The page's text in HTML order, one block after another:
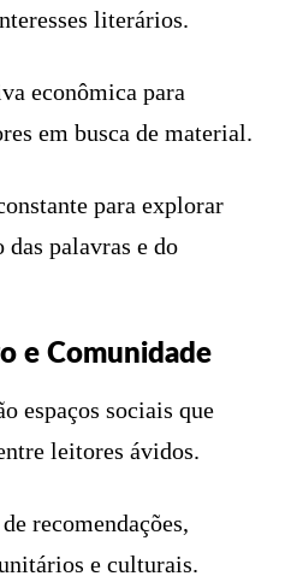
literários.
econômica para
em busca de material.
para explorar
palavras e do
e Comunidade
espaços sociais que
leitores ávidos.
recomendações,
e culturais.